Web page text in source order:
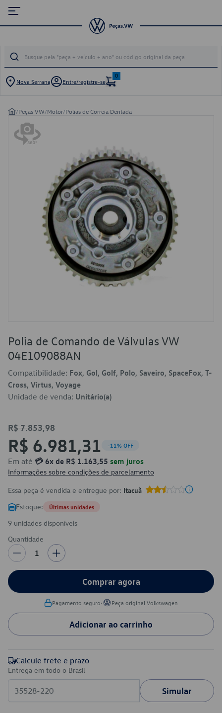
Nova Serrana Entre/registre-se
0
/Peças VW/Motor/Polias de Correia Dentada
Polia de Comando de Válvulas VW
04E109088AN
Compatibilidade: Fox, Gol, Golf, Polo, Saveiro, SpaceFox, T-
Cross, Virtus, Voyage
Unidade de venda: Unitário(a)
R$ 7.853,98
R$ 6.981,31 -11% OFF
Em até 💳 6x de R$ 1.163,55 sem juros
Informações sobre condições de parcelamento
Essa peça é vendida e entregue por: Itacuã
Estoque: Últimas unidades
9 unidades disponíveis
Quantidade
1
Comprar agora
Pagamento seguro• Peça original Volkswagen
Adicionar ao carrinho
Calcule frete e prazo
Entrega em todo o Brasil
Simular